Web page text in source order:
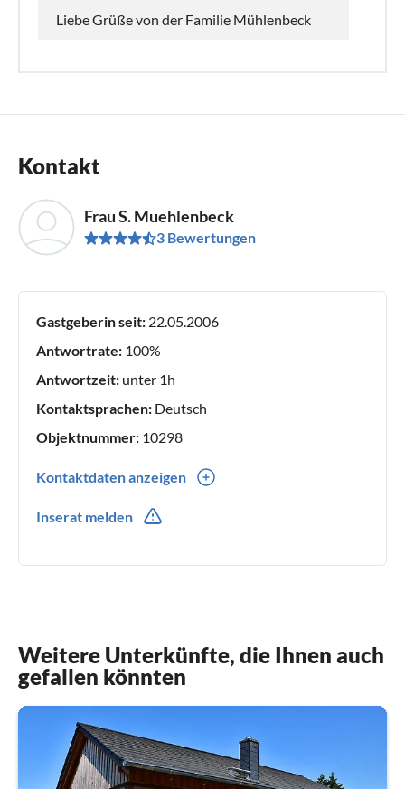
Liebe Grüße von der Familie Mühlenbeck
Kontakt
Frau S. Muehlenbeck
3 Bewertungen
Gastgeberin seit: 22.05.2006
Antwortrate: 100%
Antwortzeit: unter 1h
Kontaktsprachen: Deutsch
Objektnummer: 10298
Kontaktdaten anzeigen
Inserat melden
Weitere Unterkünfte, die Ihnen auch
gefallen könnten